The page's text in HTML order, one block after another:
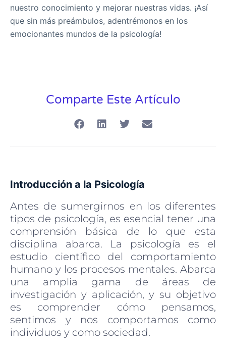
nuestro conocimiento y mejorar nuestras vidas. ¡Así
que sin más preámbulos, adentrémonos en los
emocionantes mundos de la psicología!
Comparte Este Artículo
Introducción a la Psicología
Antes de sumergirnos en los diferentes
tipos de psicología, es esencial tener una
comprensión básica de lo que esta
disciplina abarca. La psicología es el
estudio científico del comportamiento
humano y los procesos mentales. Abarca
una amplia gama de áreas de
investigación y aplicación, y su objetivo
es comprender cómo pensamos,
sentimos y nos comportamos como
individuos y como sociedad.